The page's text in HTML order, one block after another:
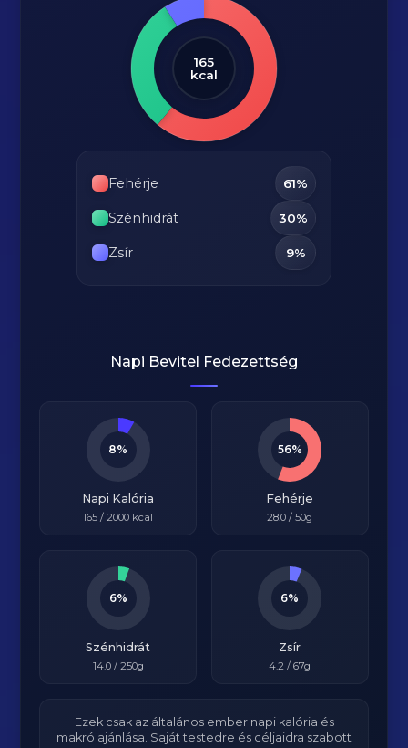
165
kcal
Fehérje 61%
Szénhidrát 30%
Zsír 9%
Napi Bevitel Fedezettség
8%
Napi Kalória
165 /2000 kcal
56%
Fehérje
28.0 / 50g
6%
Szénhidrát
14.0/ 250g
6%
Zsír
4.2 / 67g
Ezek csak az általános ember napi kalória és
makró ajánlása. Saját testedre és céljaidra szabott